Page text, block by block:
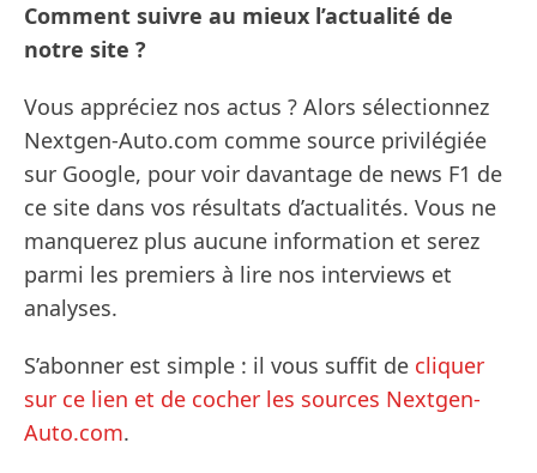
Comment suivre au mieux l’actualité de
notre site ?
Vous appréciez nos actus ? Alors sélectionnez
Nextgen-Auto.com comme source privilégiée
sur Google, pour voir davantage de news F1 de
ce site dans vos résultats d’actualités. Vous ne
manquerez plus aucune information et serez
parmi les premiers à lire nos interviews et
analyses.
S’abonner est simple : il vous suffit de cliquer
sur ce lien et de cocher les sources Nextgen-
Auto.com.